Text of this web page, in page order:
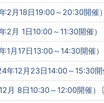
2月18日19:00～20:30開催）
2月 1日10:00～11:30開催）
1月17日13:00～14:30開催）
年12月23日14:00～15:30開
月 8日10:30～12:00開催）